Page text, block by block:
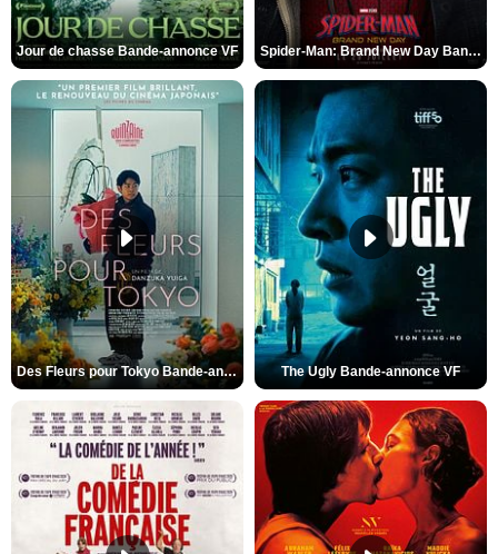
Jour de chasse Bande-annonce VF Spider-Man: Brand New Day Bande-annonce (3) VO STFR
Des Fleurs pour Tokyo Bande-annonce VO STFR The Ugly Bande-annonce VF